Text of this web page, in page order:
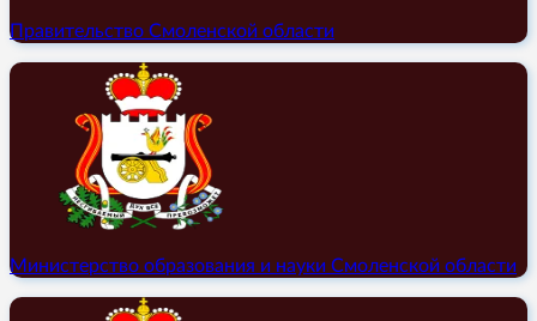
Правительство Смоленской области
Министерство образования и науки Смоленской области